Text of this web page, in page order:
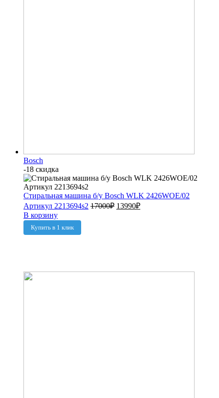
Bosch
-18 скидка
Стиральная машина б/у Bosch WLK 2426WOE/02
Артикул 2213694s2 17000₽ 13990₽
В корзину
Купить в 1 клик